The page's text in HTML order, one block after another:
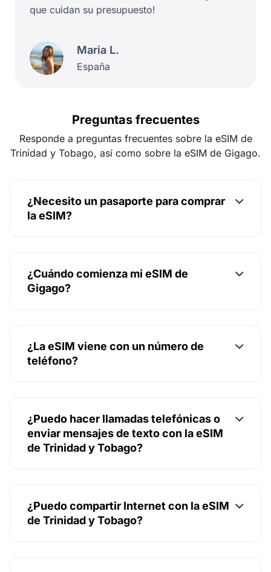
que cuidan su presupuesto!
Maria L.
España
Preguntas frecuentes
Responde a preguntas frecuentes sobre la eSIM de
Trinidad y Tobago, así como sobre la eSIM de Gigago.
¿Necesito un pasaporte para comprar
la eSIM?
¿Cuándo comienza mi eSIM de
Gigago?
¿La eSIM viene con un número de
teléfono?
¿Puedo hacer llamadas telefónicas o
enviar mensajes de texto con la eSIM
de Trinidad y Tobago?
¿Puedo compartir Internet con la eSIM
de Trinidad y Tobago?